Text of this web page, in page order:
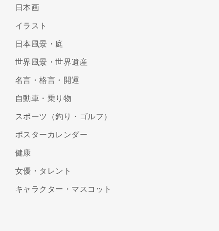
日本画
イラスト
日本風景・庭
世界風景・世界遺産
名言・格言・開運
自動車・乗り物
スポーツ（釣り・ゴルフ）
ポスターカレンダー
健康
女優・タレント
キャラクター・マスコット